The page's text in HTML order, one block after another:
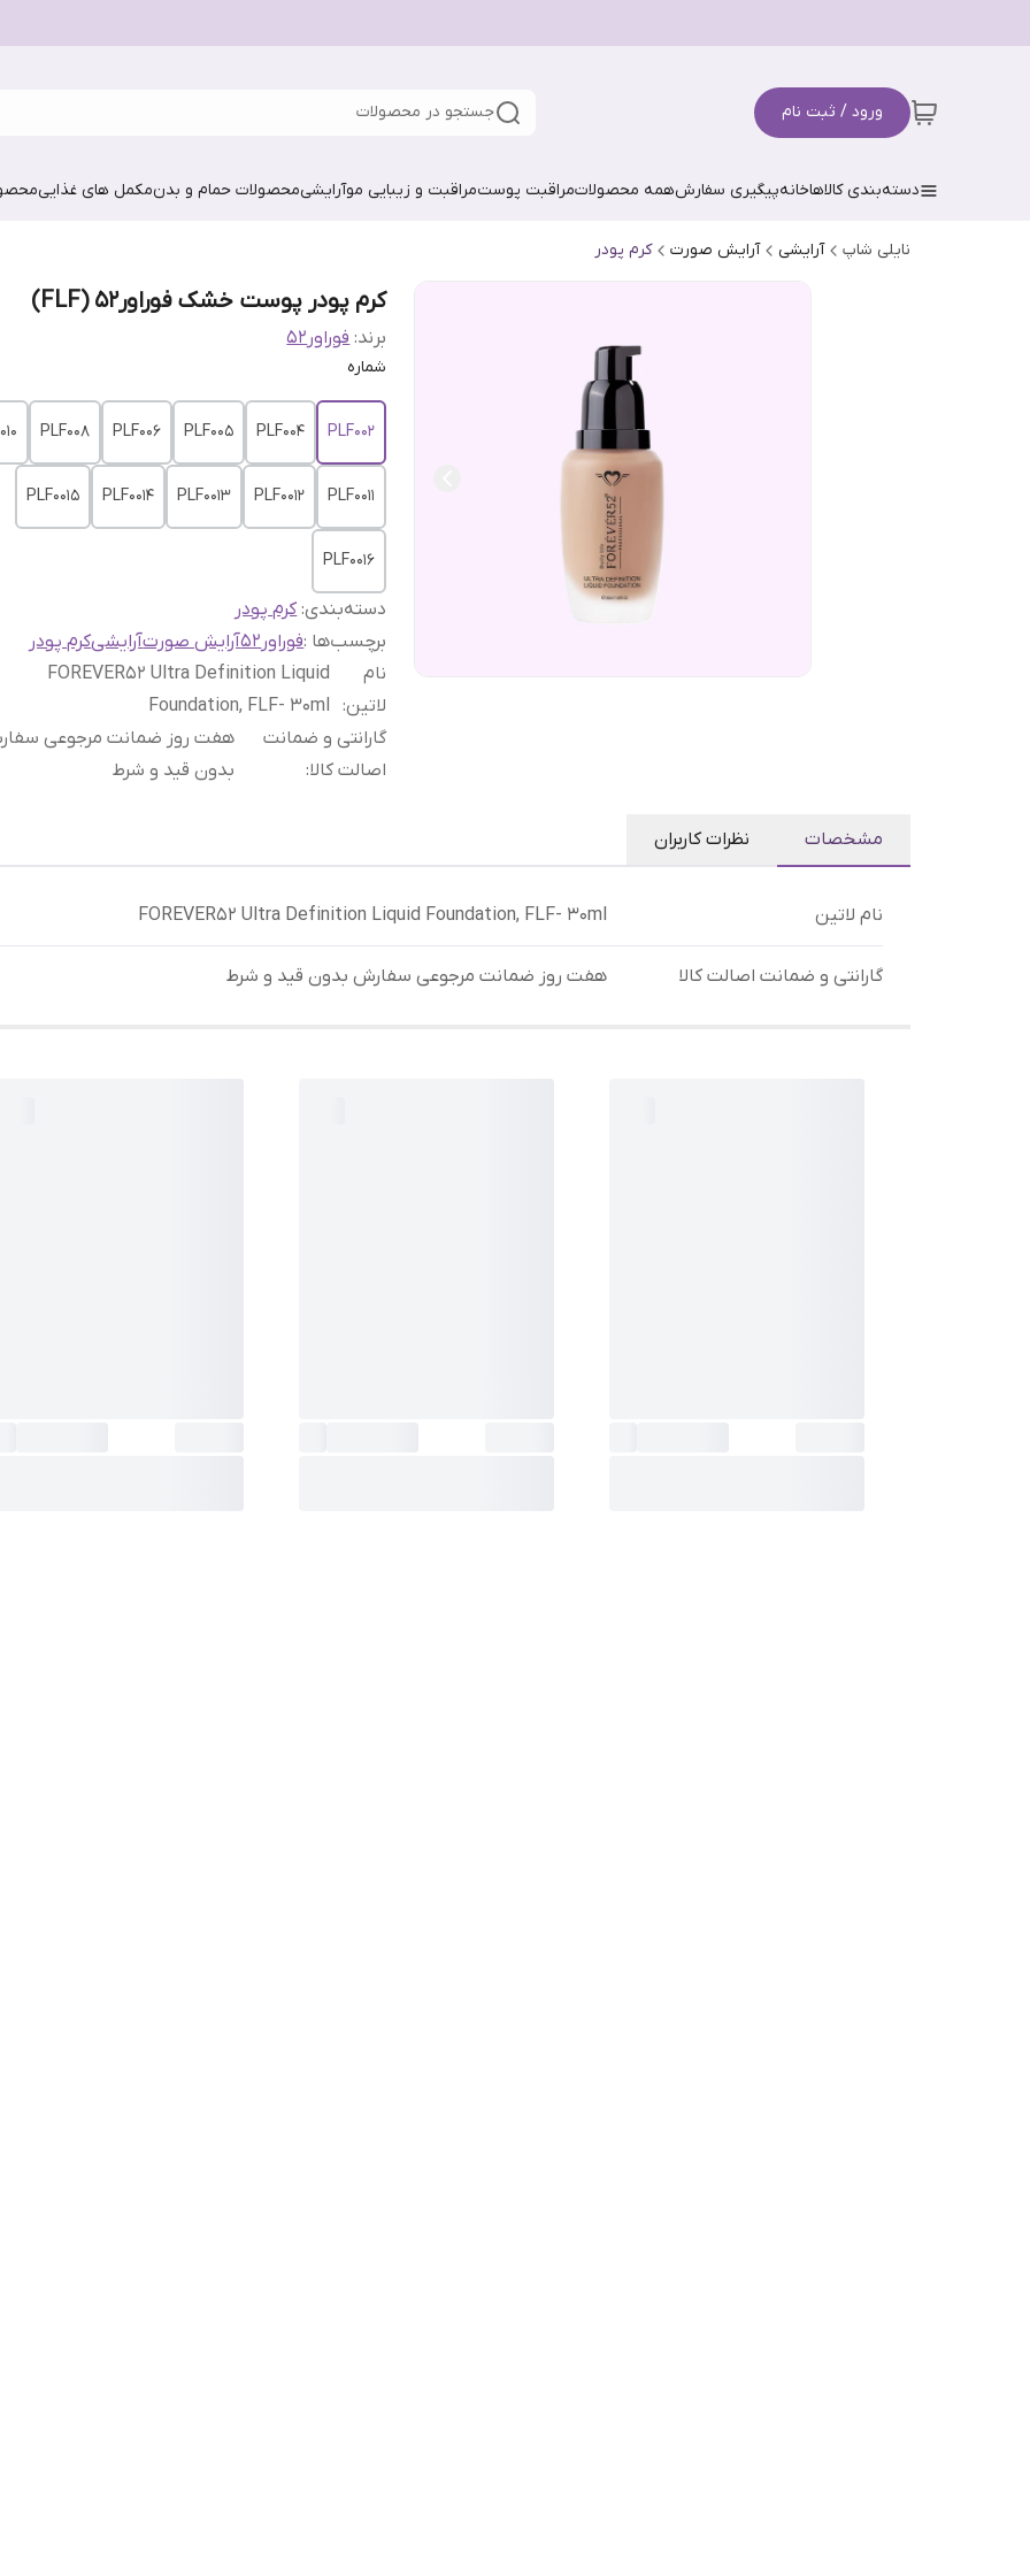
ورود / ثبت نام جستجو در محصولات
دسته‌بندی کالاهاخانهپیگیری سفارشهمه محصولاتمراقبت پوستمراقبت و زیبایی موآرایشیمحصولات حمام و بدنمکمل های غذایی
نایلی شاپ آرایشی آرایش صورت کرم پودر
کرم ‌پودر پوست خشک فوراور۵۲ (FLF)
برند: فوراور52
شماره
PLF002
PLF004
PLF005
PLF006
PLF008
PLF0011
PLF0012
PLF0013
PLF0014
PLF0015
PLF0016
دسته‌بندی:کرم پودر
برچسب‌ها :فوراور52 آرایش صورتآرایشیکرم پودر
نام
لاتین:
FOREVER52 Ultra Definition Liquid
Foundation, FLF- 30ml
گارانتی و ضمانت
اصالت کالا:
هفت روز ضمانت مرجوعی
بدون قید و شرط
مشخصات نظرات کاربران
نام لاتین FOREVER52 Ultra Definition Liquid Foundation, FLF- 30ml
گارانتی و ضمانت اصالت کالا هفت روز ضمانت مرجوعی سفارش بدون قید و شرط